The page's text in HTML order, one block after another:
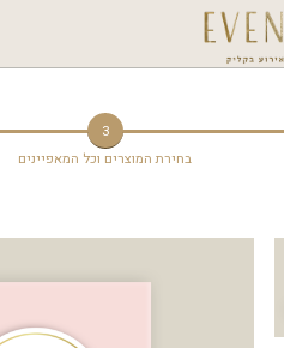
3
בחירת המוצרים וכל המאפיינים